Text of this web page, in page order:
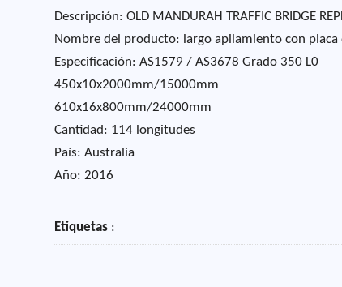
Descripción: OLD MANDURAH TRAFFIC BRIDGE
Nombre del producto: largo apilamiento con
Especificación: AS1579 / AS3678 Grado 350 L0
450x10x2000mm/15000mm
610x16x800mm/24000mm
Cantidad: 114 longitudes
País: Australia
Año: 2016
Etiquetas :